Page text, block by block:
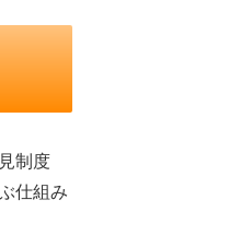
制度
仕組み